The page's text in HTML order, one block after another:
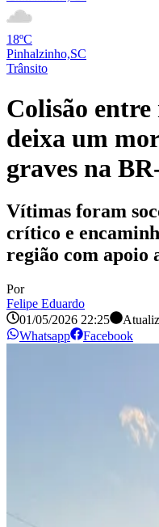
18ºC
Pinhalzinho,SC
Trânsito
Colisão
deixa um
graves na
Vítimas foram
crítico e
região com apoio
Por
Felipe Eduardo
01/05/2026 22:25
Whatsapp
Facebook